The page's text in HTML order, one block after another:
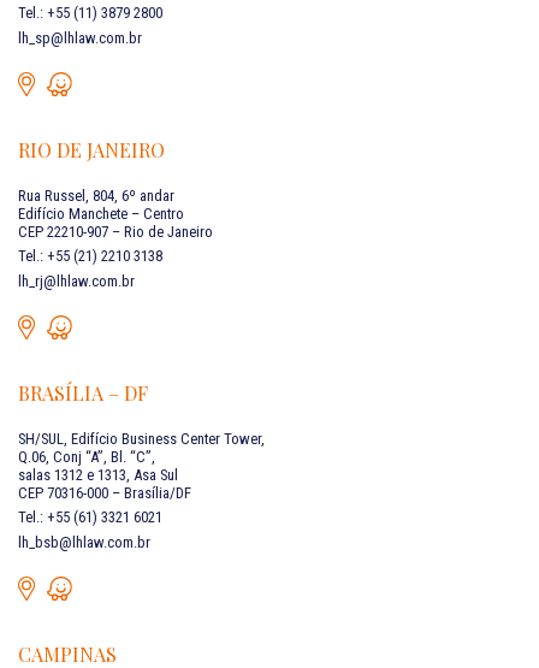
Tel.: +55 (11) 3879 2800
lh_sp@lhlaw.com.br
RIO DE JANEIRO
Rua Russel, 804, 6º andar
Edifício Manchete – Centro
CEP 22210-907 – Rio de Janeiro
Tel.: +55 (21) 2210 3138
lh_rj@lhlaw.com.br
BRASÍLIA – DF
SH/SUL, Edifício Business Center Tower,
Q.06, Conj “A”, Bl. “C”,
salas 1312 e 1313, Asa Sul
CEP 70316-000 – Brasília/DF
Tel.: +55 (61) 3321 6021
lh_bsb@lhlaw.com.br
CAMPINAS